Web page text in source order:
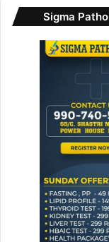
Sigma